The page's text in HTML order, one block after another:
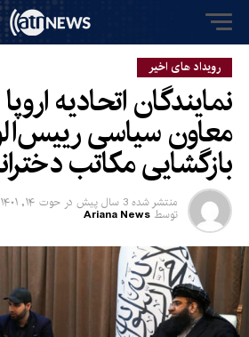
رویداد های اخیر
نمایندگان اتحادیه
معاون سیاسی
بازگشایی مکاتب
منتشر شده 3 سال پیش در حوت ۱۴, ۱۴۰۱
توسط Ariana News